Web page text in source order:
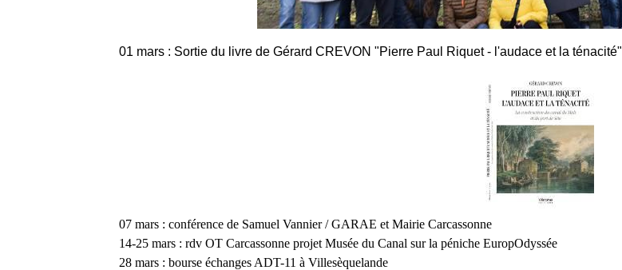
01 mars : Sortie du livre de Gérard CREVON "Pierre Paul Riquet - l'audace et la ténacité"
07 mars : conférence de Samuel Vannier / GARAE et Mairie Carcassonne
14-25 mars : rdv OT Carcassonne projet Musée du Canal sur la péniche EuropOdyssée
28 mars : bourse échanges ADT-11 à Villesèquelande